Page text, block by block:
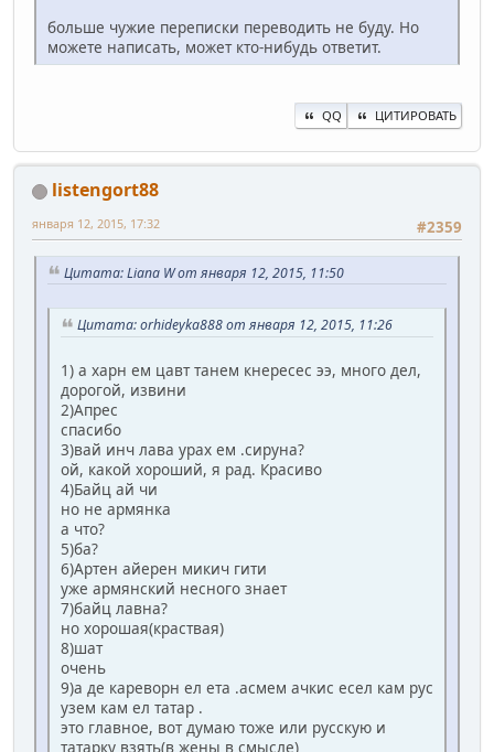
больше чужие переписки переводить не буду. Но
можете написать, может кто-нибудь ответит.
QQ ЦИТИРОВАТЬ
listengort88
#2359
января 12, 2015, 17:32
Цитата: Liana W от января 12, 2015, 11:50
Цитата: orhideyka888 от января 12, 2015, 11:26
1) а харн ем цавт танем кнересес ээ, много дел,
дорогой, извини
2)Апрес
спасибо
3)вай инч лава урах ем .сируна?
ой, какой хороший, я рад. Красиво
4)Байц ай чи
но не армянка
а что?
5)ба?
6)Артен айерен микич гити
уже армянский несного знает
7)байц лавна?
но хорошая(краствая)
8)шат
очень
9)а де кареворн ел ета .асмем ачкис есел кам рус
узем кам ел татар .
это главное, вот думаю тоже или русскую и
татарку взять(в жены в смысле)